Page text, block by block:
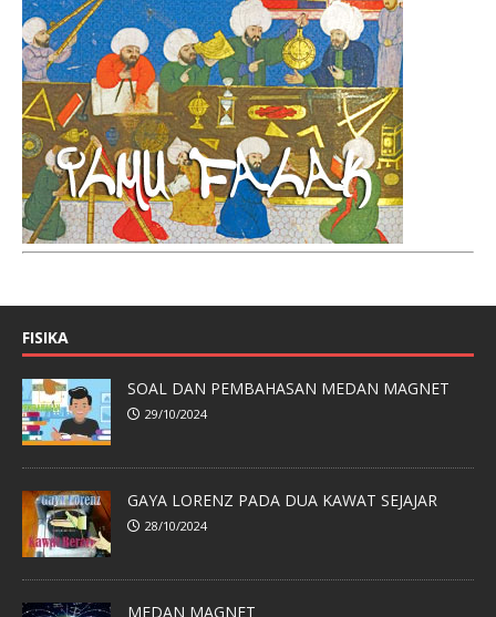
FISIKA
SOAL DAN PEMBAHASAN MEDAN MAGNET
29/10/2024
GAYA LORENZ PADA DUA KAWAT SEJAJAR
28/10/2024
MEDAN MAGNET